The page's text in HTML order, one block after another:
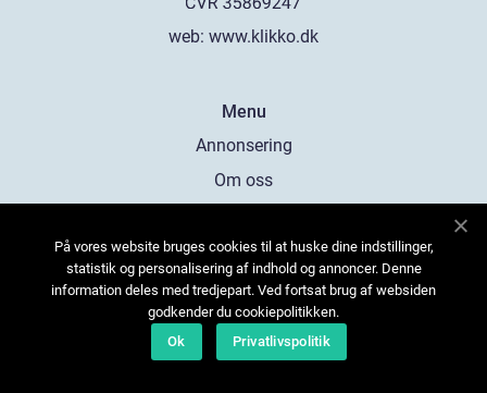
web: www.klikko.dk
Menu
Annonsering
Om oss
Kontakta oss
Sitemap
På vores website bruges cookies til at huske dine indstillinger,
statistik og personalisering af indhold og annoncer. Denne
information deles med tredjepart. Ved fortsat brug af websiden
godkender du cookiepolitikken.
Ok
Privatlivspolitik